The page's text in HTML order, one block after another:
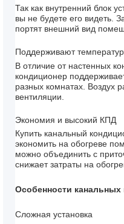
Так как внутренний блок
вы не будете его видеть.
портят внешний вид
Поддерживают
В отличие от настенных
кондиционер
разных комнатах. Воздух
вентиляции.
Экономия и высокий КПД
Купить канальный
экономить на обогреве
можно объединить с
снижает затраты на
Особенности канальных
Сложная установка